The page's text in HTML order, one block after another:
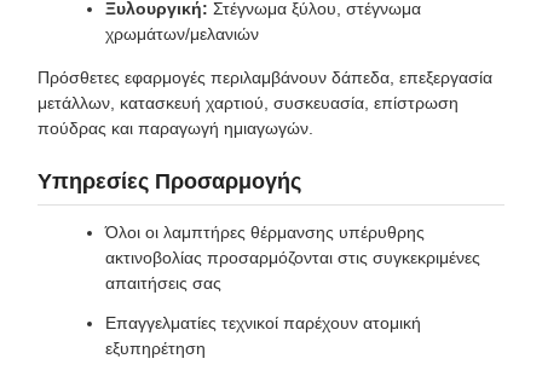
Ξυλουργική: Στέγνωμα ξύλου, στέγνωμα
χρωμάτων/μελανιών
Πρόσθετες εφαρμογές περιλαμβάνουν δάπεδα, επεξεργασία
μετάλλων, κατασκευή χαρτιού, συσκευασία, επίστρωση
πούδρας και παραγωγή ημιαγωγών.
Υπηρεσίες Προσαρμογής
Όλοι οι λαμπτήρες θέρμανσης υπέρυθρης
ακτινοβολίας προσαρμόζονται στις συγκεκριμένες
απαιτήσεις σας
Επαγγελματίες τεχνικοί παρέχουν ατομική
εξυπηρέτηση